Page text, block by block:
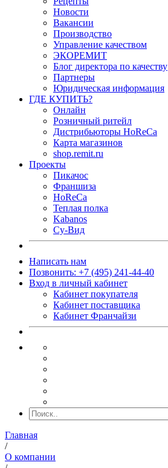
Новости
Вакансии
Производство
Управление качеством
ЭКОРЕМИТ
Блог директора по качеству
Партнеры
Юридическая информация
ГДЕ КУПИТЬ?
Онлайн
Розничный ритейл
Дистрибьюторы HoReCa
Карта магазинов
shop.remit.ru
Проекты
Пикачос
Франшиза
HoReCa
Теплая полка
Kabanos
Су-Вид
Написать нам
Позвонить: +7 (495) 241-44-40
Вход в личный кабинет
Кабинет покупателя
Кабинет поставщика
Кабинет Франчайзи
Главная
/
О компании